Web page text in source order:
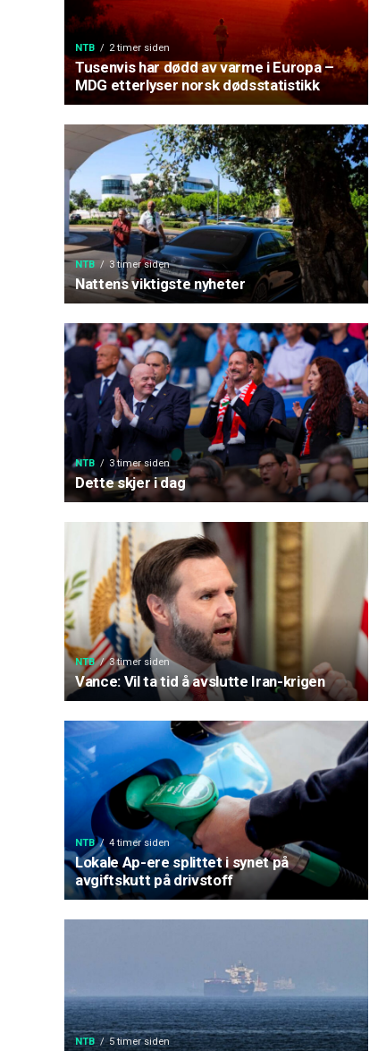
NTB 2 timer siden
Tusenvis har dødd av varme i Europa –
MDG etterlyser norsk dødsstatistikk
NTB 3 timer siden
Nattens viktigste nyheter
NTB 3 timer siden
Dette skjer i dag
NTB 3 timer siden
Vance: Vil ta tid å avslutte Iran-krigen
NTB 4 timer siden
Lokale Ap-ere splittet i synet på
avgiftskutt på drivstoff
NTB 5 timer siden